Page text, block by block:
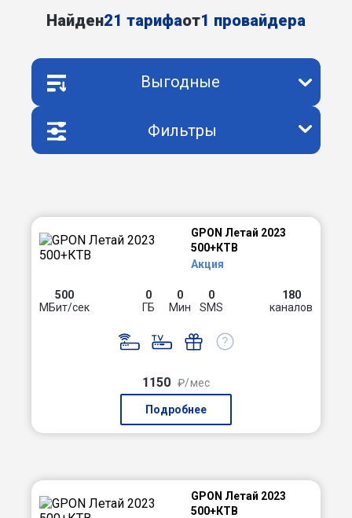
Найден21 тарифаот1 провайдера
Выгодные
Фильтры
GPON Летай 2023
500+КТВ
Акция
500
МБит/сек
0
ГБ
0
Мин
0
SMS
180
каналов
1150 ₽/мес
Подробнее
GPON Летай 2023
500+КТВ